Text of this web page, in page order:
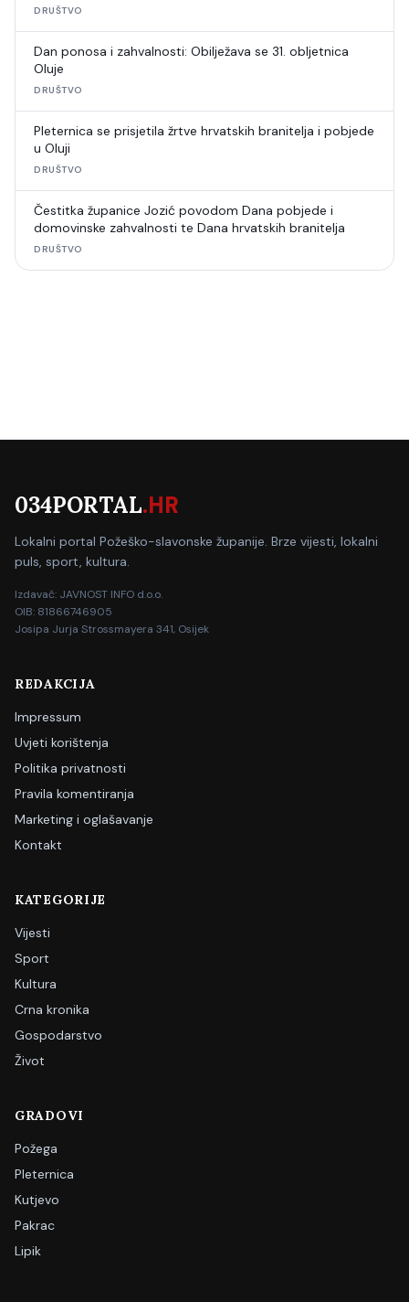
DRUŠTVO
Dan ponosa i zahvalnosti: Obilježava se 31. obljetnica
Oluje
DRUŠTVO
Pleternica se prisjetila žrtve hrvatskih branitelja i pobjede
u Oluji
DRUŠTVO
Čestitka županice Jozić povodom Dana pobjede i
domovinske zahvalnosti te Dana hrvatskih branitelja
DRUŠTVO
034PORTAL.HR
Lokalni portal Požeško-slavonske županije. Brze vijesti, lokalni
puls, sport, kultura.
Izdavač: JAVNOST INFO d.o.o.
OIB: 81866746905
Josipa Jurja Strossmayera 341, Osijek
REDAKCIJA
Impressum
Uvjeti korištenja
Politika privatnosti
Pravila komentiranja
Marketing i oglašavanje
Kontakt
KATEGORIJE
Vijesti
Sport
Kultura
Crna kronika
Gospodarstvo
Život
GRADOVI
Požega
Pleternica
Kutjevo
Pakrac
Lipik